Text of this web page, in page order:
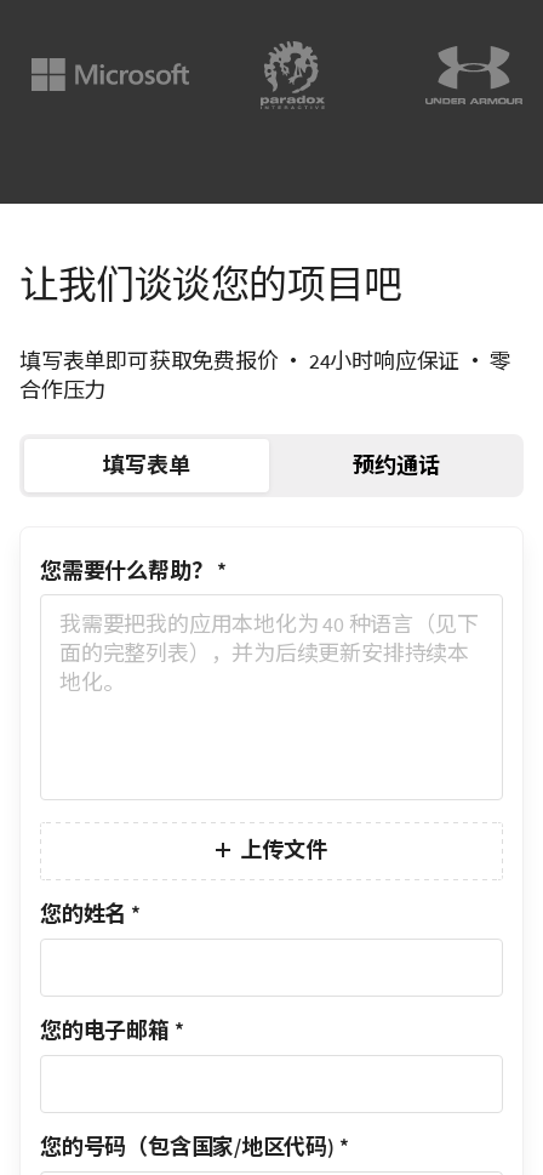
让我们谈谈您的项目吧
填写表单即可获取免费报价 • 24小时响应保证 • 零
合作压力
填写表单 预约通话
您需要什么帮助？ *
上传文件
您的姓名 *
您的电子邮箱 *
您的号码（包含国家/地区代码) *